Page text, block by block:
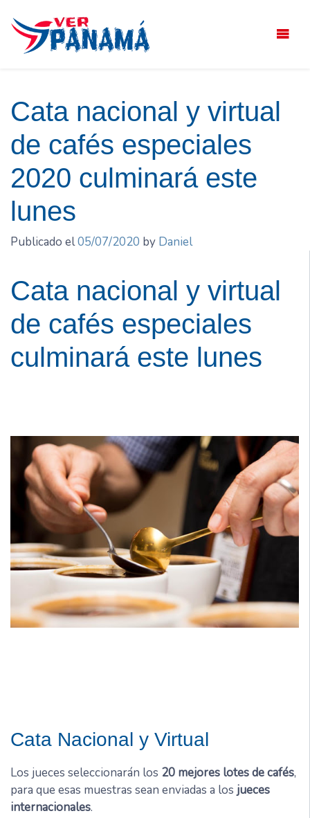
contenido
Cata nacional y virtual
de cafés especiales
2020 culminará este
lunes
Publicado el05/07/2020 by Daniel
Cata nacional y virtual
de cafés especiales
culminará este lunes
Cata Nacional y Virtual
Los jueces seleccionarán los 20 mejores lotes de cafés,
para que esas muestras sean enviadas a los jueces
internacionales.